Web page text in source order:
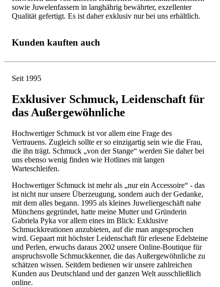
sowie Juwelenfassern in langhährig bewährter, exzellenter
Qualität gefertigt. Es ist daher exklusiv nur bei uns erhältlich.
Kunden kauften auch
Seit 1995
Exklusiver Schmuck, Leidenschaft für
das Außergewöhnliche
Hochwertiger Schmuck ist vor allem eine Frage des
Vertrauens. Zugleich sollte er so einzigartig sein wie die Frau,
die ihn trägt. Schmuck „von der Stange“ werden Sie daher bei
uns ebenso wenig finden wie Hotlines mit langen
Warteschleifen.
Hochwertiger Schmuck ist mehr als „nur ein Accessoire“ - das
ist nicht nur unsere Überzeugung, sondern auch der Gedanke,
mit dem alles begann. 1995 als kleines Juweliergeschäft nahe
Münchens gegründet, hatte meine Mutter und Gründerin
Gabriela Pyka vor allem eines im Blick: Exklusive
Schmuckkreationen anzubieten, auf die man angesprochen
wird. Gepaart mit höchster Leidenschaft für erlesene Edelsteine
und Perlen, erwuchs daraus 2002 unsere Online-Boutique für
anspruchsvolle Schmuckkenner, die das Außergewöhnliche zu
schätzen wissen. Seitdem bedienen wir unsere zahlreichen
Kunden aus Deutschland und der ganzen Welt ausschließlich
online.